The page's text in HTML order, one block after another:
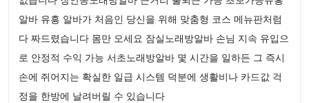
알바 유흥 알바가 처음인 당신을 위해 맞춤형 코스 메뉴판처럼
다 짜드렸습니다 몸만 오세요 잠실노래방알바 손님 지속 유입으
로 안정적 수익 가능 서초노래방알바 몇 시간을 일하든 그 즉시
손에 쥐어지는 확실한 일급 시스템 덕분에 생활비나 카드값 걱
정을 한방에 날려버릴 수 있습니다